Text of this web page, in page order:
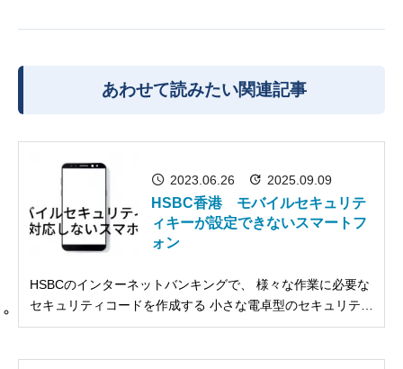
あわせて読みたい関連記事
2023.06.26 2025.09.09
HSBC香港 モバイルセキュリテ
ィキーが設定できないスマートフ
ォン
HSBCのインターネットバンキングで、 様々な作業に必要な
セキュリティコードを作成する 小さな電卓型のセキュリティ
デバイスが発行されなくなって すでに一年以上が経過してい